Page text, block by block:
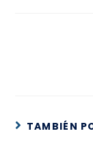
TAMBIÉN